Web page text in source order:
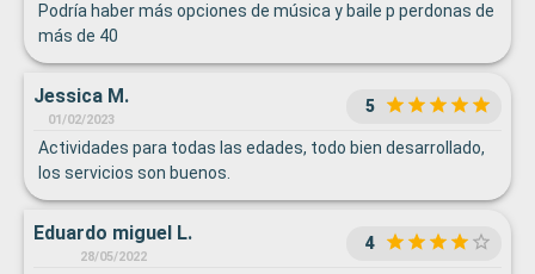
Podría haber más opciones de música y baile p perdonas de
más de 40
Jessica M.
01/02/2023
5
Actividades para todas las edades, todo bien desarrollado,
los servicios son buenos.
Eduardo miguel L.
28/05/2022
4